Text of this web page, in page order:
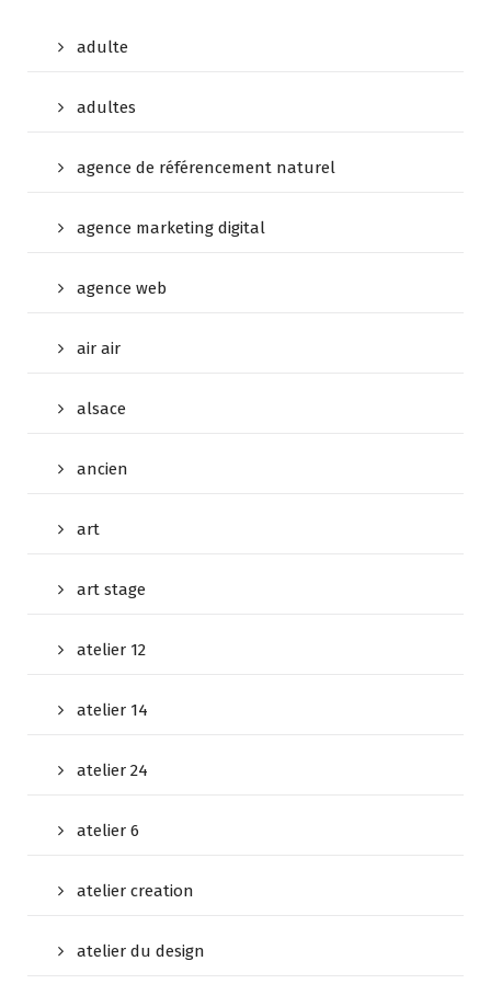
adulte
adultes
agence de référencement naturel
agence marketing digital
agence web
air air
alsace
ancien
art
art stage
atelier 12
atelier 14
atelier 24
atelier 6
atelier creation
atelier du design